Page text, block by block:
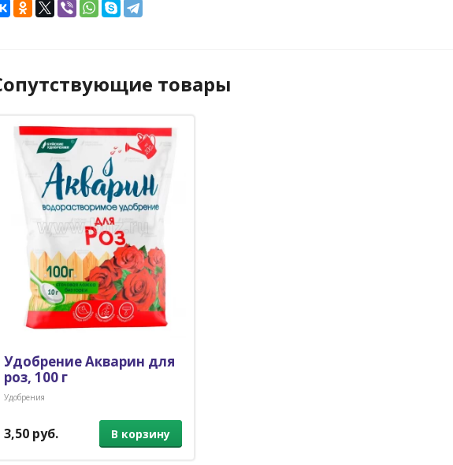
товары
Удобрение Акварин для
роз, 100 г
Удобрения
3,50 руб. В корзину